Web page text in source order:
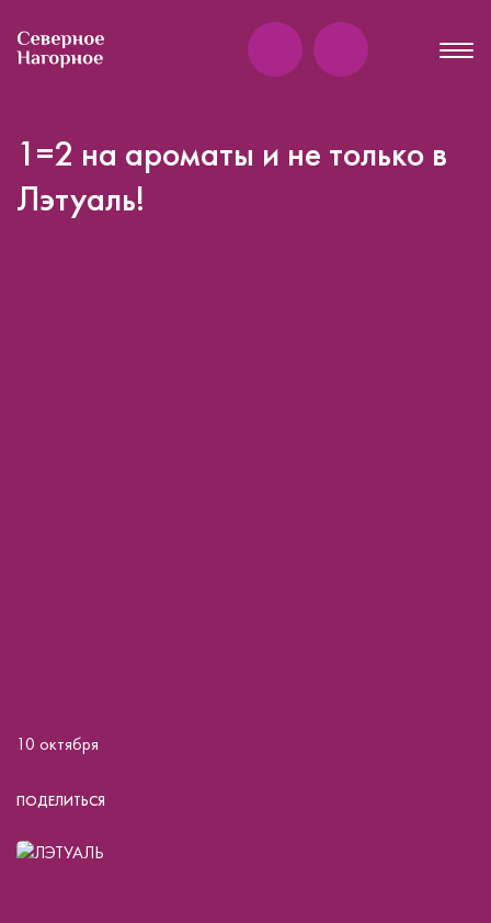
10 октября
ПОДЕЛИТЬСЯ
1=2 на ароматы и не только в
Лэтуаль!